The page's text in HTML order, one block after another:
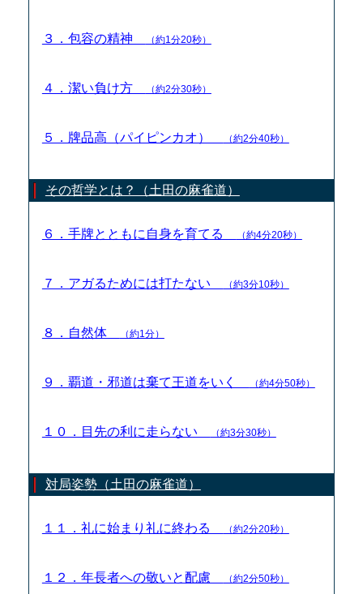
３．包容の精神 （約1分20秒）
４．潔い負け方 （約2分30秒）
５．牌品高（パイピンカオ） （約2分40秒）
その哲学とは？（土田の麻雀道）
６．手牌とともに自身を育てる （約4分20秒）
７．アガるためには打たない （約3分10秒）
８．自然体 （約1分）
９．覇道・邪道は棄て王道をいく （約4分50秒）
１０．目先の利に走らない （約3分30秒）
対局姿勢（土田の麻雀道）
１１．礼に始まり礼に終わる （約2分20秒）
１２．年長者への敬いと配慮 （約2分50秒）